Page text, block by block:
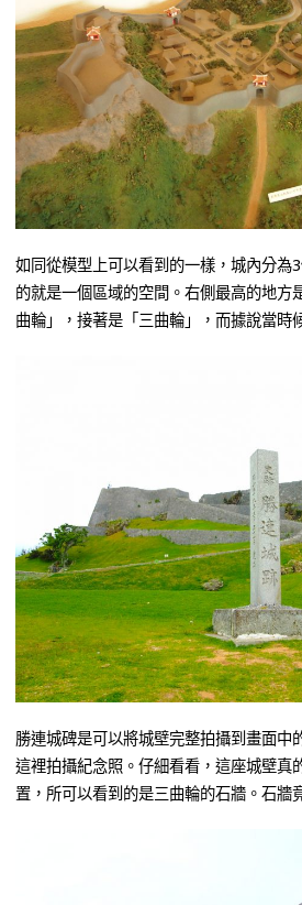
如同從模型上可以看到的一樣，城內分為
的就是一個區域的空間。右側最高的地方
曲輪」，接著是「三曲輪」，而據說當時
勝連城碑是可以將城壁完整拍攝到畫面中
這裡拍攝紀念照。仔細看看，這座城壁真
置，所可以看到的是三曲輪的石牆。石牆